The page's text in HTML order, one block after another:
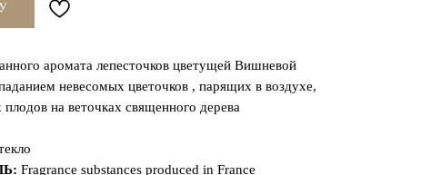
аромата лепесточков цветущей Вишневой
невесомых цветочков , парящих в воздухе,
на веточках священного дерева
Fragrance substances produced in France